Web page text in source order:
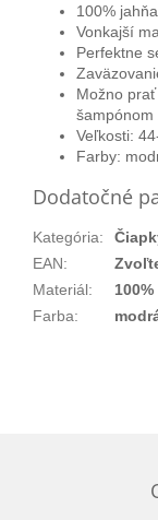
100%
Vonkajší
Perfektne
Možno
šampónom
Veľkosti:
Farby:
Dodatočné
Kategória:
EAN:
Materiál:
Farba: